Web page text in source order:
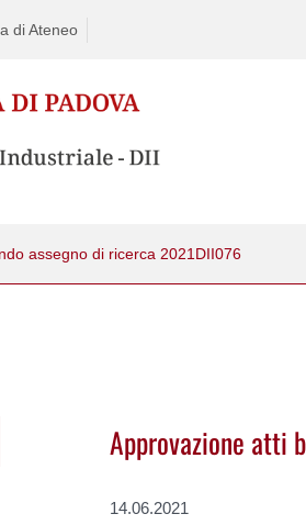
di Ateneo
assegno di ricerca 2021DII076
Approvazione atti
14.06.2021